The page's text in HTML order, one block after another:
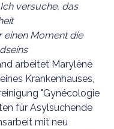
versuche, das
einen Moment die
arbeitet Marylène
Krankenhauses,
"Gynécologie
für Asylsuchende
mit neu